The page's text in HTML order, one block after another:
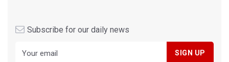
Subscribe for our daily news